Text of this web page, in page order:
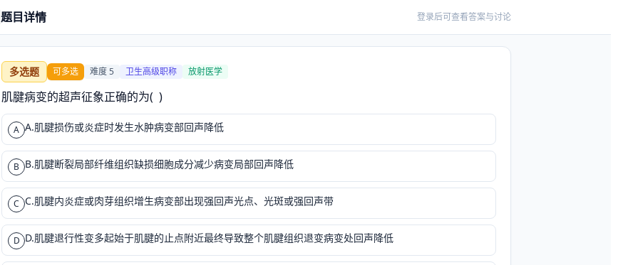
题目详情 登录后可查看答案与讨论
多选题 可多选 难度5 卫生高级职称 放射医学
肌腱病变的超声征象正确的为(  )
A A.肌腱损伤或炎症时发生水肿病变部回声降低
B B.肌腱断裂局部纤维组织缺损细胞成分减少病变局部回声降低
C C.肌腱内炎症或肉芽组织增生病变部出现强回声光点、光斑或强回声带
D D.肌腱退行性变多起始于肌腱的止点附近最终导致整个肌腱组织退变病变处回声降低